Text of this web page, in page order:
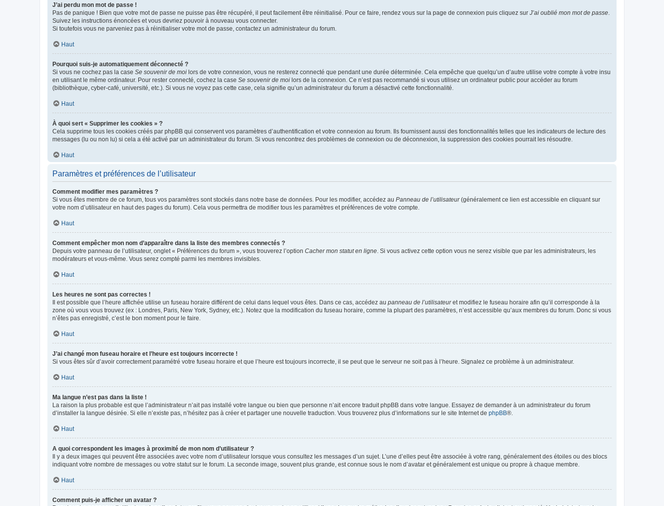
J’ai perdu mon mot de passe !
Pas de panique ! Bien que votre mot de passe ne puisse pas être récupéré, il peut facilement être réinitialisé. Pour ce faire, rendez vous sur la page de connexion puis cliquez sur J’ai oublié mon mot de passe
Suivez les instructions énoncées et vous devriez pouvoir à nouveau vous connecter.
Si toutefois vous ne parveniez pas à réinitialiser votre mot de passe, contactez un administrateur du forum.
Haut
Pourquoi suis-je automatiquement déconnecté ?
Si vous ne cochez pas la case Se souvenir de moi lors de votre connexion, vous ne resterez connecté que pendant une durée déterminée. Cela empêche que quelqu’un d’autre utilise votre compte à votre insu
en utilisant le même ordinateur. Pour rester connecté, cochez la case Se souvenir de moi lors de la connexion. Ce n’est pas recommandé si vous utilisez un ordinateur public pour accéder au forum
(bibliothèque, cyber-café, université, etc.). Si vous ne voyez pas cette case, cela signifie qu’un administrateur du forum a désactivé cette fonctionnalité.
Haut
À quoi sert « Supprimer les cookies » ?
Cela supprime tous les cookies créés par phpBB qui conservent vos paramètres d’authentification et votre connexion au forum. Ils fournissent aussi des fonctionnalités telles que les indicateurs de lecture des
messages (lu ou non lu) si cela a été activé par un administrateur du forum. Si vous rencontrez des problèmes de connexion ou de déconnexion, la suppression des cookies pourrait les résoudre.
Haut
Paramètres et préférences de l’utilisateur
Comment modifier mes paramètres ?
Si vous êtes membre de ce forum, tous vos paramètres sont stockés dans notre base de données. Pour les modifier, accédez au Panneau de l’utilisateur(généralement ce lien est accessible en cliquant sur
votre nom d’utilisateur en haut des pages du forum). Cela vous permettra de modifier tous les paramètres et préférences de votre compte.
Haut
Comment empêcher mon nom d’apparaître dans la liste des membres connectés ?
Depuis votre panneau de l’utilisateur, onglet « Préférences du forum », vous trouverez l’option Cacher mon statut en ligne . Si vous activez cette option vous ne serez visible que par les administrateurs, les
modérateurs et vous-même. Vous serez compté parmi les membres invisibles.
Haut
Les heures ne sont pas correctes !
Il est possible que l’heure affichée utilise un fuseau horaire différent de celui dans lequel vous êtes. Dans ce cas, accédez au panneau de l’utilisateuret modifiez le fuseau horaire afin qu’il corresponde à la
zone où vous vous trouvez (ex : Londres, Paris, New York, Sydney, etc.). Notez que la modification du fuseau horaire, comme la plupart des paramètres, n’est accessible qu’aux membres du forum. Donc si vous
n’êtes pas enregistré, c’est le bon moment pour le faire.
Haut
J’ai changé mon fuseau horaire et l’heure est toujours incorrecte !
Si vous êtes sûr d’avoir correctement paramétré votre fuseau horaire et que l’heure est toujours incorrecte, il se peut que le serveur ne soit pas à l’heure. Signalez ce problème à un administrateur.
Haut
Ma langue n’est pas dans la liste !
La raison la plus probable est que l’administrateur n’ait pas installé votre langue ou bien que personne n’ait encore traduit phpBB dans votre langue. Essayez de demander à un administrateur du forum
d’installer la langue désirée. Si elle n’existe pas, n’hésitez pas à créer et partager une nouvelle traduction. Vous trouverez plus d’informations sur le site Internet de phpBB®.
Haut
A quoi correspondent les images à proximité de mon nom d’utilisateur ?
Il y a deux images qui peuvent être associées avec votre nom d’utilisateur lorsque vous consultez les messages d’un sujet. L’une d’elles peut être associée à votre rang, généralement des étoiles ou des blocs
indiquant votre nombre de messages ou votre statut sur le forum. La seconde image, souvent plus grande, est connue sous le nom d’avatar et généralement est unique ou propre à chaque membre.
Haut
Comment puis-je afficher un avatar ?